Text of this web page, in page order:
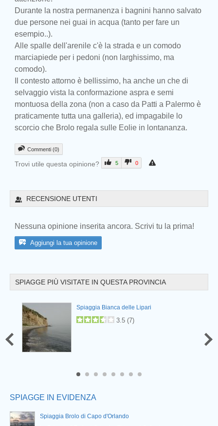
Durante la nostra permanenza i bagnini hanno salvato
due persone nei guai in acqua (tanto per fare un
esempio..).
Alle spalle dell'arenile c'è la strada e un comodo
marciapiede per i pedoni (non larghissimo, ma
comodo).
Il contesto attorno è bellissimo, ha anche un che di
selvaggio vista la conformazione aspra e semi
montuosa della zona (non a caso da Patti a Palermo è
praticamente tutta una galleria), ed impagabile lo
scorcio che Brolo regala sulle Eolie in lontananza.
Commenti (0)
Trovi utile questa opinione? 5 0
RECENSIONE UTENTI
Nessuna opinione inserita ancora. Scrivi tu la prima!
Aggiungi la tua opinione
SPIAGGE PIÙ VISITATE IN QUESTA PROVINCIA
Spiaggia Bianca delle Lipari
3.5 (7)
SPIAGGE IN EVIDENZA
Spiaggia Brolo di Capo d'Orlando